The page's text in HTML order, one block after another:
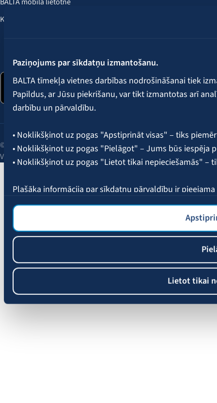
Paziņojums par sīkdatņu izmantošanu.
BALTA tīmekļa vietnes darbības nodrošināšanai tiek
Papildus, ar Jūsu piekrišanu, var tikt izmantotas arī
darbību un pārvaldību.
• Noklikšķinot uz pogas "Apstiprināt visas" – tiks
• Noklikšķinot uz pogas "Pielāgot" – Jums būs iespēja
• Noklikšķinot uz pogas "Lietot tikai nepieciešamās" –
Plašāka informācija par sīkdatņu pārvaldību ir pieejama
Lietot tikai
Klientu labumi
© 2026 AAS BALTA | Skanstes iela 25, Rīga, LV-1013, Latvija.
Vienotais reģ. Nr. 40003049409.